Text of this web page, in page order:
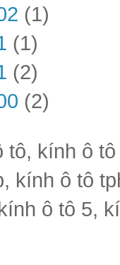
(1)
(1)
(2)
(2)
tô, kính ô
kính ô tô
ô tô 5,